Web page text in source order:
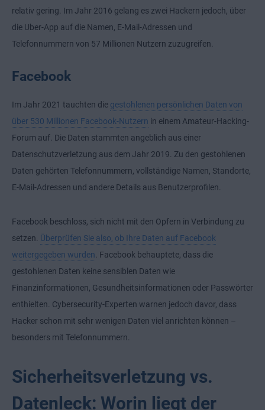
relativ gering. Im Jahr 2016 gelang es zwei Hackern jedoch, über
die Uber-App auf die Namen, E-Mail-Adressen und
Telefonnummern von 57 Millionen Nutzern zuzugreifen.
Facebook
Im Jahr 2021 tauchten die gestohlenen persönlichen Daten von
über 530 Millionen Facebook-Nutzern in einem Amateur-Hacking-
Forum auf. Die Daten stammten angeblich aus einer
Datenschutzverletzung aus dem Jahr 2019. Zu den gestohlenen
Daten gehörten Telefonnummern, vollständige Namen, Standorte,
E-Mail-Adressen und andere Details aus Benutzerprofilen.
Facebook beschloss, sich nicht mit den Opfern in Verbindung zu
setzen. Überprüfen Sie also, ob Ihre Daten auf Facebook
weitergegeben wurden . Facebook behauptete, dass die
gestohlenen Daten keine sensiblen Daten wie
Finanzinformationen, Gesundheitsinformationen oder Passwörter
enthielten. Cybersecurity-Experten warnen jedoch davor, dass
Hacker schon mit sehr wenigen Daten viel anrichten können –
besonders mit Telefonnummern.
Sicherheitsverletzung vs.
Datenleck: Worin liegt der